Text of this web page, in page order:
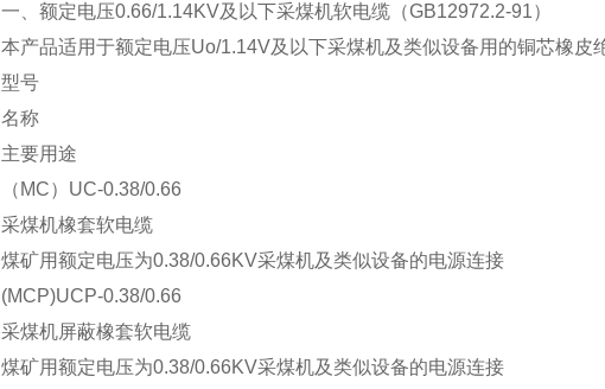
一、额定电压0.66/1.14KV及以下采煤机软电缆（GB12972.2-91）
本产品适用于额定电压Uo/1.14V及以下采煤机及类似设备用的铜芯橡皮
型号
名称
主要用途
（MC）UC-0.38/0.66
采煤机橡套软电缆
煤矿用额定电压为0.38/0.66KV采煤机及类似设备的电源连接
(MCP)UCP-0.38/0.66
采煤机屏蔽橡套软电缆
煤矿用额定电压为0.38/0.66KV采煤机及类似设备的电源连接